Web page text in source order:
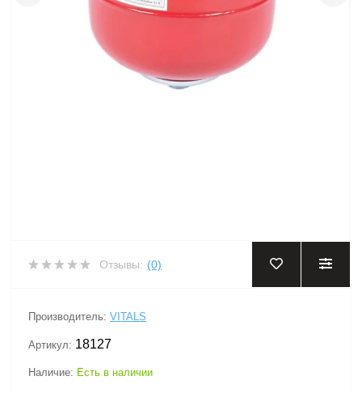
Отзывы: (0)
Производитель: VITALS
Артикул: 18127
Наличие: Есть в наличии